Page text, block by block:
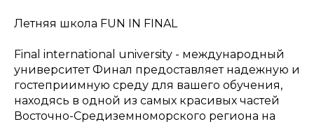
Летняя школа FUN IN FINAL
Final international university - международный
университет Финал предоставляет надежную и
гостеприимную среду для вашего обучения,
находясь в одной из самых красивых частей
Восточно-Средиземноморского региона на